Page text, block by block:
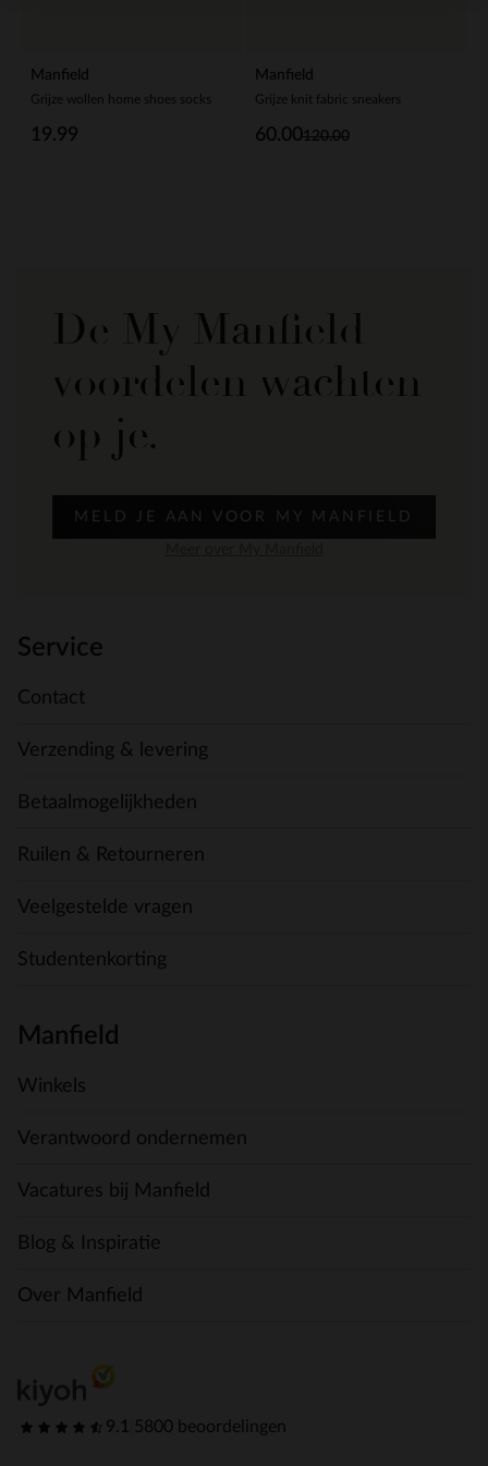
Manfield
Grijze wollen home shoes socks
19.99
Manfield
Grijze knit fabric sneakers
120.00
60.00
De My Manfield
voordelen wachten
op je.
MELD JE AAN VOOR MY MANFIELD
Service
Contact
Verzending & levering
Betaalmogelijkheden
Ruilen & Retourneren
Veelgestelde vragen
Studentenkorting
Manfield
Winkels
Verantwoord ondernemen
Vacatures bij Manfield
Blog & Inspiratie
Over Manfield
9.1 5800 beoordelingen